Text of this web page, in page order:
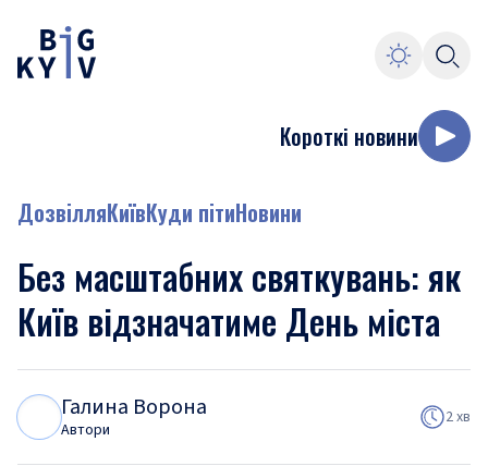
Короткі новини
ДозвілляКиївКуди пітиНовини
Без масштабних святкувань: як
Київ відзначатиме День міста
Галина Ворона
Автори
2 хв